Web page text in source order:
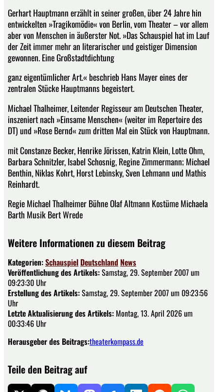
Gerhart Hauptmann erzählt in seiner großen, über 24 Jahre hin
entwickelten »Tragikomödie« von Berlin, vom Theater – vor allem
aber von Menschen in äußerster Not. »Das Schauspiel hat im Lauf
der Zeit immer mehr an literarischer und geistiger Dimension
gewonnen. Eine Großstadtdichtung
ganz eigentümlicher Art.« beschrieb Hans Mayer eines der
zentralen Stücke Hauptmanns begeistert.
Michael Thalheimer, Leitender Regisseur am Deutschen Theater,
inszeniert nach »Einsame Menschen« (weiter im Repertoire des
DT) und »Rose Bernd« zum dritten Mal ein Stück von Hauptmann.
mit Constanze Becker, Henrike Jörissen, Katrin Klein, Lotte Ohm,
Barbara Schnitzler, Isabel Schosnig, Regine Zimmermann; Michael
Benthin, Niklas Kohrt, Horst Lebinsky, Sven Lehmann und Mathis
Reinhardt.
Regie Michael Thalheimer Bühne Olaf Altmann Kostüme Michaela
Barth Musik Bert Wrede
Weitere Informationen zu diesem Beitrag
Kategorien:Schauspiel Deutschland News
Veröffentlichung des Artikels:Samstag, 29. September 2007 um
09:23:30 Uhr
Erstellung des Artikels:Samstag, 29. September 2007 um 09:23:56
Uhr
Letzte Aktualisierung des Artikels: Montag, 13. April 2026 um
00:33:46 Uhr
Herausgeber des Beitrags:theaterkompass.de
Teile den Beitrag auf